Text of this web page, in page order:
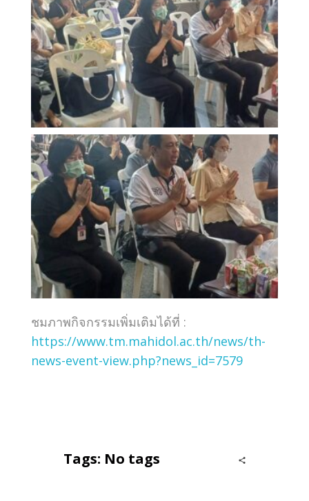
ชมภาพกิจกรรมเพิ่มเติมได้ที่ :
https://www.tm.mahidol.ac.th/news/th-
news-event-view.php?news_id=7579
Tags: No tags